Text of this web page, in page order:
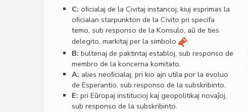
C: oﬁcialaj de la Civitaj instancoj, kiuj esprimas la
oﬁcialan starpunkton de la Civito pri specifa
temo, sub responso de la Konsulo, aŭ de ties
delegito, markitaj per la simbolo
.
B: bultenaj de paktintaj establoj, sub responso de
membro de la koncerna komitato.
A: alies neoﬁcialaj, pri kio ajn utila por la evoluo
de Esperantio, sub responso de la subskribinto.
E: pri Eŭropaj institucioj kaj geopolitikaj novaĵoj,
sub responso de la subskribinto.